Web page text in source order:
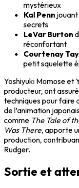
mystérieux
Kal Penn
secrets
LeVar Burton
réconfortant
Courtenay
petit squelette
Yoshiyuki Momose et
producteur, ont
techniques pour faire
de l’animation
comme The Tale of
Was There, apporte
production,
Rudger.
Sortie et